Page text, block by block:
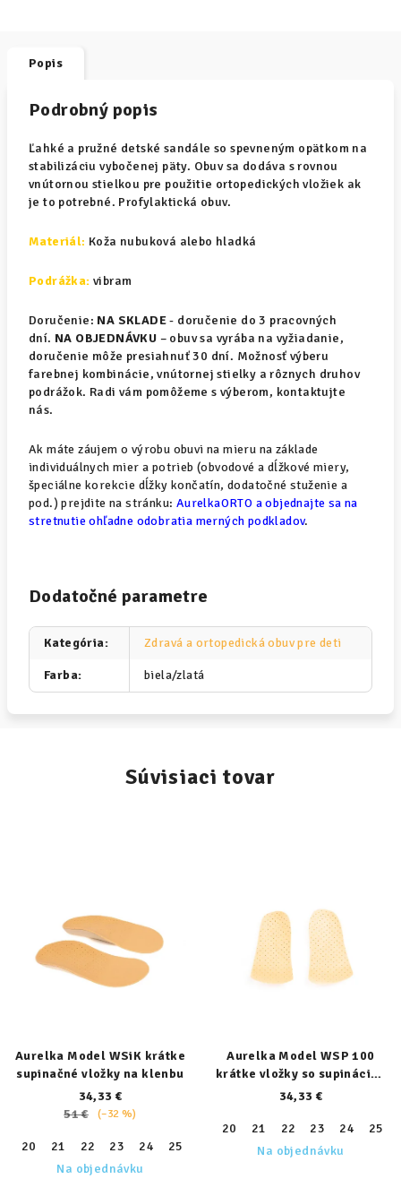
Popis
Podrobný popis
Ľahké a pružné detské sandále so spevneným opätkom na
stabilizáciu vybočenej päty. Obuv sa dodáva s rovnou
vnútornou stielkou pre použitie ortopedických vložiek ak
je to potrebné. Profylaktická obuv.
Materiál: Koža nubuková alebo hladká
Podrážka: vibram
Doručenie: NA SKLADE- doručenie do 3 pracovných
dní. NA OBJEDNÁVKU – obuv sa vyrába na vyžiadanie,
doručenie môže presiahnuť 30 dní. Možnosť výberu
farebnej kombinácie, vnútornej stielky a rôznych druhov
podrážok. Radi vám pomôžeme s výberom, kontaktujte
nás.
Ak máte záujem o výrobu obuvi na mieru na základe
individuálnych mier a potrieb (obvodové a dĺžkové miery,
špeciálne korekcie dĺžky končatín, dodatočné stuženie a
pod.) prejdite na stránku: AurelkaORTO a objednajte sa na
stretnutie ohľadne odobratia merných podkladov.
Dodatočné parametre
Kategória: Zdravá a ortopedická obuv pre deti
Farba: biela/zlatá
Súvisiaci tovar
Aurelka Model WSiK krátke
supinačné vložky na klenbu
34,33 €
51 €
(–32 %)
20 21 22 23 24 25 28 29 30
Na objednávku
Aurelka Model WSP 100
krátke vložky so supináciou
päty
34,33 €
20 21 22 23 24 25
Na objednávku